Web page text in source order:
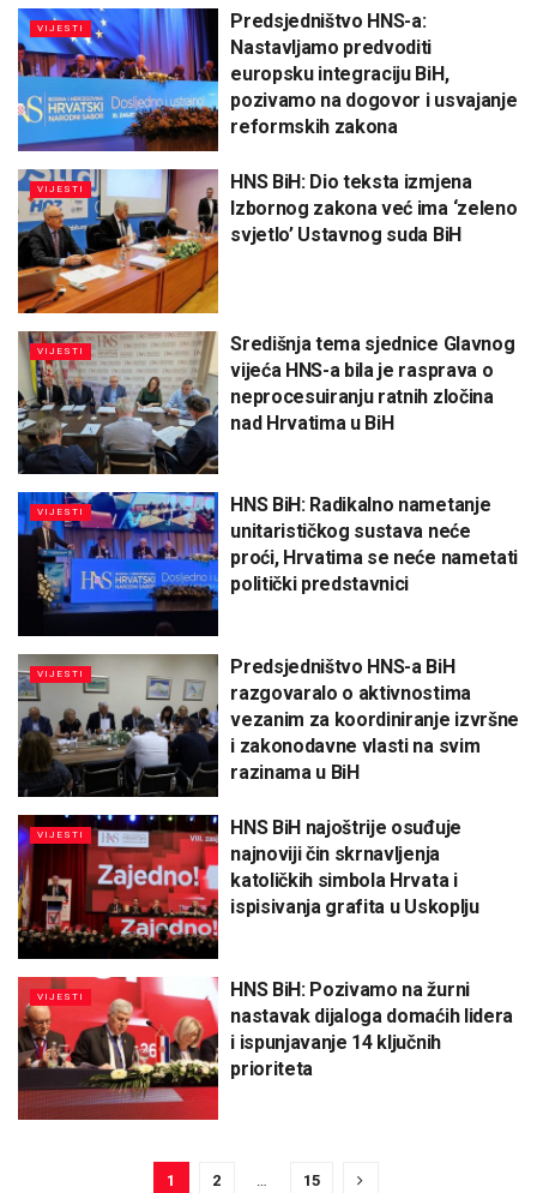
VIJESTI
Predsjedništvo HNS-a:
Nastavljamo predvoditi
europsku integraciju BiH,
pozivamo na dogovor i usvajanje
reformskih zakona
VIJESTI
HNS BiH: Dio teksta izmjena
Izbornog zakona već ima ‘zeleno
svjetlo’ Ustavnog suda BiH
VIJESTI
Središnja tema sjednice Glavnog
vijeća HNS-a bila je rasprava o
neprocesuiranju ratnih zločina
nad Hrvatima u BiH
VIJESTI
HNS BiH: Radikalno nametanje
unitarističkog sustava neće
proći, Hrvatima se neće nametati
politički predstavnici
VIJESTI
Predsjedništvo HNS-a BiH
razgovaralo o aktivnostima
vezanim za koordiniranje izvršne
i zakonodavne vlasti na svim
razinama u BiH
VIJESTI
HNS BiH najoštrije osuđuje
najnoviji čin skrnavljenja
katoličkih simbola Hrvata i
ispisivanja grafita u Uskoplju
VIJESTI
HNS BiH: Pozivamo na žurni
nastavak dijaloga domaćih lidera
i ispunjavanje 14 ključnih
prioriteta
1 2 … 15